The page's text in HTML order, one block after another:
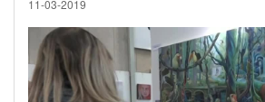
11-03-2019